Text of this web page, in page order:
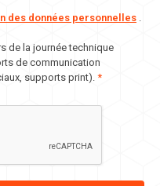
des données personnelles .
de la journée technique
de communication
supports print). *